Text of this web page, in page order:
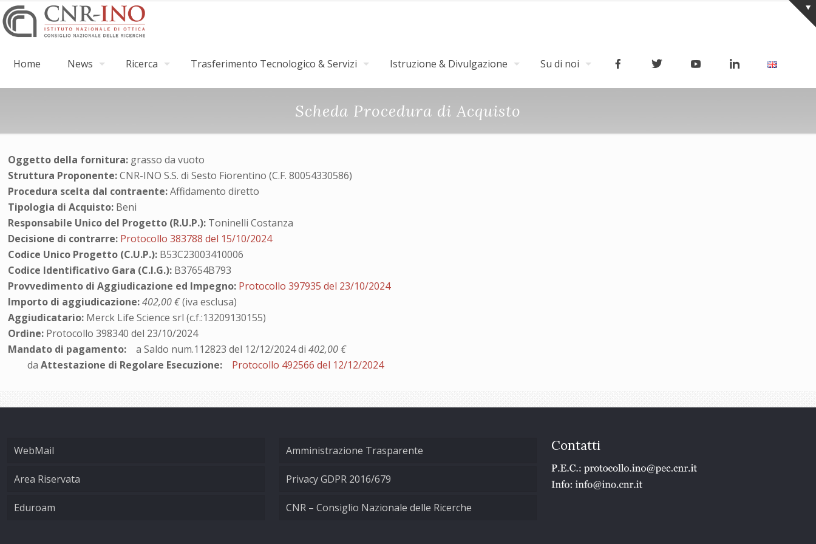
Home News Ricerca Trasferimento Tecnologico & Servizi Istruzione & Divulgazione Su di noi
Scheda Procedura di Acquisto
Oggetto della fornitura: grasso da vuoto
Struttura Proponente:CNR-INO S.S. di Sesto Fiorentino (C.F. 80054330586)
Procedura scelta dal contraente:Affidamento diretto
Tipologia di Acquisto: Beni
Responsabile Unico del Progetto (R.U.P.): Toninelli Costanza
Decisione di contrarre: Protocollo 383788 del 15/10/2024
Codice Unico Progetto (C.U.P.): B53C23003410006
Codice Identificativo Gara (C.I.G.): B37654B793
Provvedimento di Aggiudicazione ed Impegno: Protocollo 397935 del 23/10/2024
Importo di aggiudicazione: 402,00 €(iva esclusa)
Aggiudicatario: Merck Life Science srl (c.f.:13209130155)
Ordine: Protocollo 398340 del 23/10/2024
Mandato di pagamento: a Saldo num.112823 del 12/12/2024 di402,00 €
daAttestazione di Regolare Esecuzione: Protocollo 492566 del 12/12/2024
WebMail
Area Riservata
Eduroam
Amministrazione Trasparente
Privacy GDPR 2016/679
CNR – Consiglio Nazionale delle Ricerche
Contatti